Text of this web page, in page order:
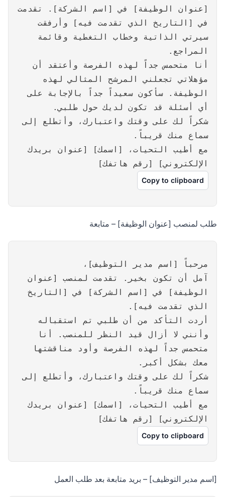
[عنوان الوظيفة] في [اسم الشركة]. تقدمت
في [التاريخ الذي تقدمت فيه] وأرفقت
سيرتي الذاتية وخطاب التغطية وقائمة
المراجع.
أنا متحمس جداً لهذه الفرصة وأعتقد أن
مؤهلاتي تجعلني المرشح المثالي لهذه
الوظيفة. سأكون سعيداً جداً بالإجابة على
أي أسئلة قد تكون لديك حول طلبي.
شكراً لك على وقتك واعتبارك، وأتطلع إلى
سماع منك قريباً.
مع أطيب التحيات، [اسمك] [عنوان بريدك
الإلكتروني] [رقم هاتفك]
Copy to clipboard
طلب لمنصب [عنوان الوظيفة] – متابعة
مرحباً [اسم مدير التوظيف]،
آمل أن تكون بخير. تقدمت لمنصب [عنوان
الوظيفة] في [اسم الشركة] في [التاريخ
الذي تقدمت فيه].
أردت التأكد من أن طلبي تم استقباله
وأنني لا أزال قيد النظر للمنصب. أنا
متحمس جداً لهذه الفرصة وأود مناقشتها
معك بشكل أكبر.
شكراً لك على وقتك واعتبارك، وأتطلع إلى
سماع منك قريباً.
مع أطيب التحيات، [اسمك] [عنوان بريدك
الإلكتروني] [رقم هاتفك]
Copy to clipboard
[اسم مدير التوظيف] – بريد متابعة بعد طلب العمل